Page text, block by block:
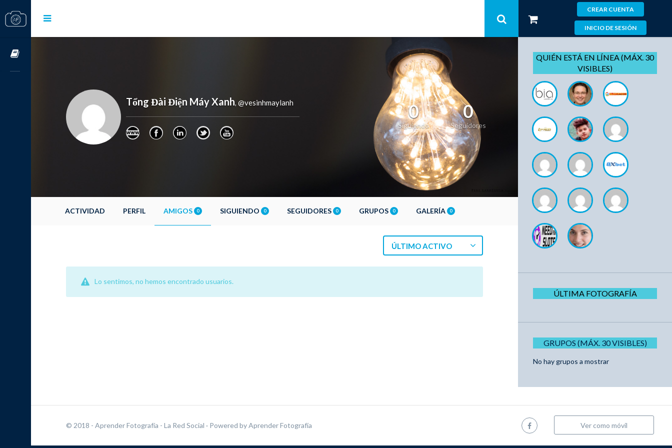
CREAR CUENTA
INICIO DE SESIÓN
Tổng Đài Điện Máy Xanh, @vesinhmaylanh 0
Siguiendo
0
Seguidores
ACTIVIDAD PERFIL AMIGOS 0 SIGUIENDO 0 SEGUIDORES 0 GRUPOS 0 GALERÍA 0
ÚLTIMO ACTIVO
Lo sentimos, no hemos encontrado usuarios.
QUIÉN ESTÁ EN LÍNEA (MÁX. 30
VISIBLES)
ÚLTIMA FOTOGRAFÍA
GRUPOS (MÁX. 30 VISIBLES)
No hay grupos a mostrar
© 2018 - Aprender Fotografía - La Red Social · Powered byAprender Fotografía